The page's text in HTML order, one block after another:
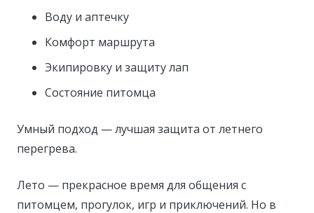
Воду и аптечку
Комфорт маршрута
Экипировку и защиту лап
Состояние питомца
Умный подход — лучшая защита от летнего
перегрева.
Лето — прекрасное время для общения с
питомцем, прогулок, игр и приключений. Но в